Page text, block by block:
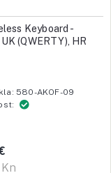
Keyboard -
(QWERTY), HR
580-AKOF-09